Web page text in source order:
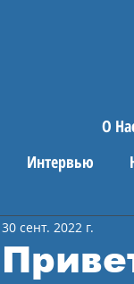
О
Интервью
30 сент. 2022 г.